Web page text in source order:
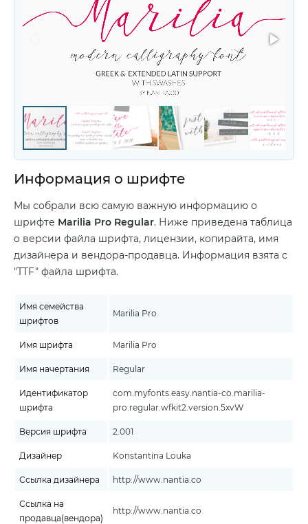
Информация о шрифте
Мы собрали всю самую важную информацию о
шрифте Marilia Pro Regular. Ниже приведена таблица
о версии файла шрифта, лицензии, копирайта, имя
дизайнера и вендора-продавца. Информация взята с
"TTF" файла шрифта.
Имя семейства
шрифтов
Marilia Pro
Имя шрифта Marilia Pro
Имя начертания Regular
Идентификатор
шрифта
com.myfonts.easy.nantia-co.marilia-
pro.regular.wfkit2.version.5xvW
Версия шрифта 2.001
Дизайнер Konstantina Louka
Ссылка дизайнера http://www.nantia.co
Ссылка на
продавца(вендора)
http://www.nantia.co